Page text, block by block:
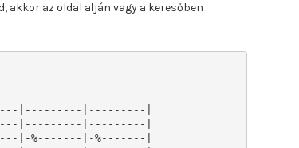
akkor az oldal alján vagy a keresőben